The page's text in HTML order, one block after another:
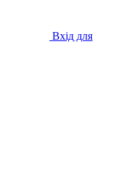
Вхід для